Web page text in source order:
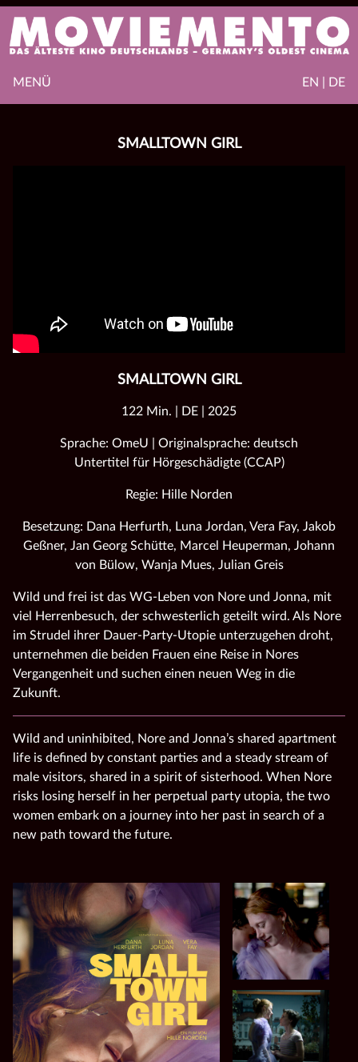
EN | DE
MENÜ
SMALLTOWN GIRL
SMALLTOWN GIRL
122 Min. | DE | 2025
Sprache: OmeU | Originalsprache: deutsch
Untertitel für Hörgeschädigte (CCAP)
Regie: Hille Norden
Besetzung: Dana Herfurth, Luna Jordan, Vera Fay, Jakob
Geßner, Jan Georg Schütte, Marcel Heuperman, Johann
von Bülow, Wanja Mues, Julian Greis
Wild und frei ist das WG-Leben von Nore und Jonna, mit
viel Herrenbesuch, der schwesterlich geteilt wird. Als Nore
im Strudel ihrer Dauer-Party-Utopie unterzugehen droht,
unternehmen die beiden Frauen eine Reise in Nores
Vergangenheit und suchen einen neuen Weg in die
Zukunft.
Wild and uninhibited, Nore and Jonna’s shared apartment
life is defined by constant parties and a steady stream of
male visitors, shared in a spirit of sisterhood. When Nore
risks losing herself in her perpetual party utopia, the two
women embark on a journey into her past in search of a
new path toward the future.